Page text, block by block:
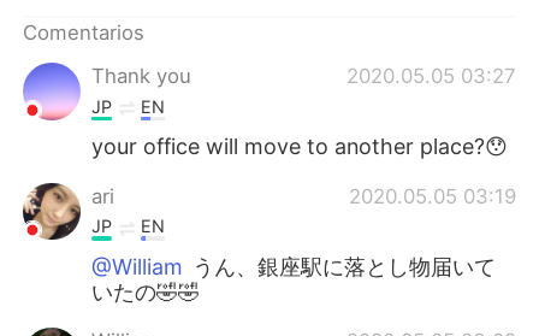
Comentarios
Thank you
2020.05.05 03:27
JP EN
your office will move to another place?😯
ari 2020.05.05 03:19
JP EN
@William うん、銀座駅に落とし物届いて
いたの🤣🤣